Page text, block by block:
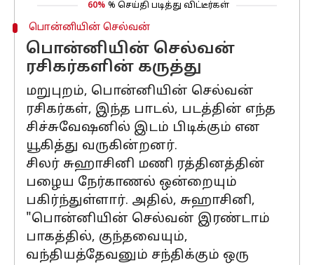
60% % செய்தி படித்து விட்டீர்கள்
பொன்னியின் செல்வன்
பொன்னியின் செல்வன்
ரசிகர்களின் கருத்து
மறுபுறம், பொன்னியின் செல்வன்
ரசிகர்கள், இந்த பாடல், படத்தின் எந்த
சிச்சுவேஷனில் இடம் பிடிக்கும் என
யூகித்து வருகின்றனர்.
சிலர் சுஹாசினி மணி ரத்தினத்தின்
பழைய நேர்காணல் ஒன்றையும்
பகிர்ந்துள்ளார். அதில், சுஹாசினி,
"பொன்னியின் செல்வன் இரண்டாம்
பாகத்தில், குந்தவையும்,
வந்தியத்தேவனும் சந்திக்கும் ஒரு